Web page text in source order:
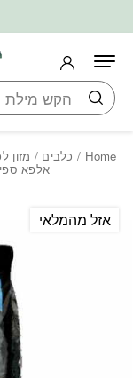
חיפוש
Home
/ כלבים / מזון
אלפא
אזל מהמלאי